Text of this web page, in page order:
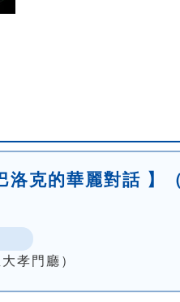
克的華麗對話 】
孝門廳）